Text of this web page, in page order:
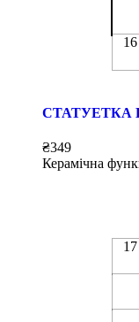
16
СТАТУЕТКА
₴349
Керамічна
17